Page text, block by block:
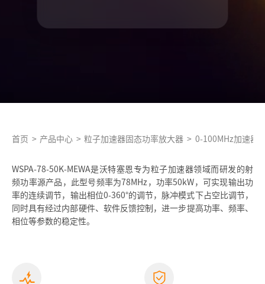
首页 > 产品中心 > 粒子加速器固态功率放大器 > 0-100MHz加速器
WSPA-78-50K-MEWA是沃特塞恩专为粒子加速器领域而研发的射
频功率源产品，此型号频率为78MHz，功率50kW，可实现输出功
率的连续调节，输出相位0-360°的调节，脉冲模式下占空比调节，
同时具有经过内部硬件、软件反馈控制，进一步提高功率、频率、
相位等参数的稳定性。